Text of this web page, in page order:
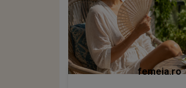
femeia.ro